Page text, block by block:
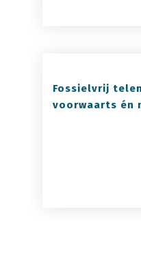
Fossielvrij
voorwaarts én